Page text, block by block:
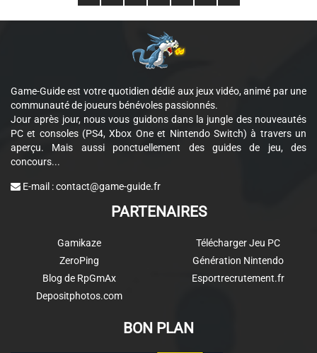
Game-Guide est votre quotidien dédié aux jeux vidéo, animé par une
communauté de joueurs bénévoles passionnés.
Jour après jour, nous vous guidons dans la jungle des nouveautés
PC et consoles (PS4, Xbox One et Nintendo Switch) à travers un
aperçu. Mais aussi ponctuellement des guides de jeu, des
concours...
E-mail :contact@game-guide.fr
PARTENAIRES
Gamikaze
ZeroPing
Blog de RpGmAx
Depositphotos.com
Télécharger Jeu PC
Génération Nintendo
Esportrecrutement.fr
BON PLAN